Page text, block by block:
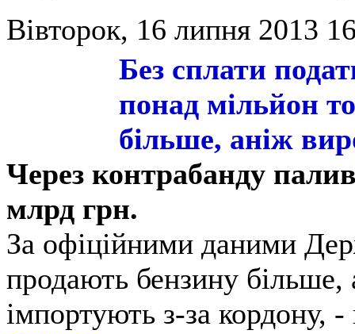
Вівторок, 16 липня 2013
Без сплати
понад мільйон
більше, аніж
Через контрабанду
млрд грн.
За офіційними даними
продають бензину більше,
імпортують з-за кордону,